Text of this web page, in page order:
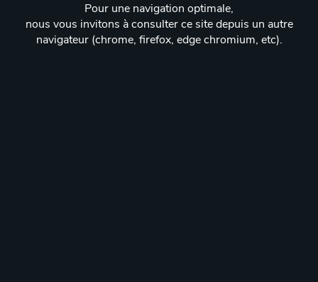
Pour une navigation optimale,
nous vous invitons à consulter ce site depuis un autre
navigateur (chrome, firefox, edge chromium, etc).